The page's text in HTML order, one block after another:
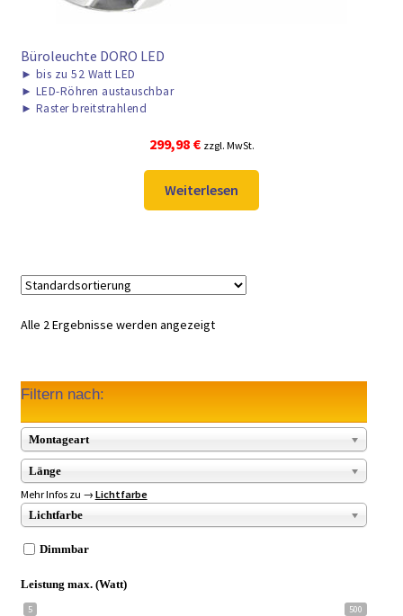
Büroleuchte DORO LED
► bis zu 52 Watt LED
► LED-Röhren austauschbar
► Raster breitstrahlend
299,98 € zzgl. MwSt.
Weiterlesen
Alle 2 Ergebnisse werden angezeigt
Filtern nach:
Montageart
Länge
Mehr Infos zu → Lichtfarbe
Lichtfarbe
Dimmbar
Leistung max. (Watt)
5 500